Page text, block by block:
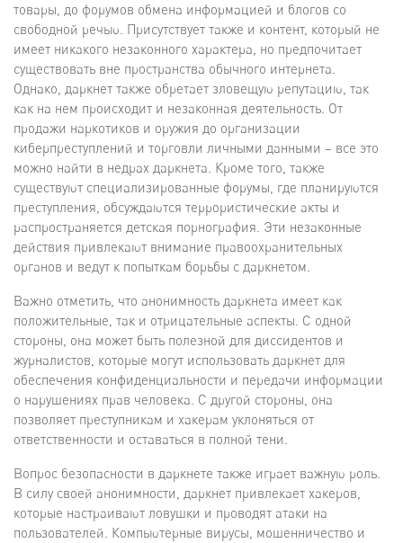
товары, до форумов обмена информацией и блогов со
свободной речью. Присутствует также и контент, который не
имеет никакого незаконного характера, но предпочитает
существовать вне пространства обычного интернета.
Однако, даркнет также обретает зловещую репутацию, так
как на нем происходит и незаконная деятельность. От
продажи наркотиков и оружия до организации
киберпреступлений и торговли личными данными – все это
можно найти в недрах даркнета. Кроме того, также
существуют специализированные форумы, где планируются
преступления, обсуждаются террористические акты и
распространяется детская порнография. Эти незаконные
действия привлекают внимание правоохранительных
органов и ведут к попыткам борьбы с даркнетом.
Важно отметить, что анонимность даркнета имеет как
положительные, так и отрицательные аспекты. С одной
стороны, она может быть полезной для диссидентов и
журналистов, которые могут использовать даркнет для
обеспечения конфиденциальности и передачи информации
о нарушениях прав человека. С другой стороны, она
позволяет преступникам и хакерам уклоняться от
ответственности и оставаться в полной тени.
Вопрос безопасности в даркнете также играет важную роль.
В силу своей анонимности, даркнет привлекает хакеров,
которые настраивают ловушки и проводят атаки на
пользователей. Компьютерные вирусы, мошенничество и